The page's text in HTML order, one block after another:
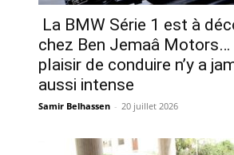
La BMW Série 1 est à
chez Ben Jemaâ Motors…
plaisir de conduire n’y a
aussi intense
Samir Belhassen - 20 juillet 2026